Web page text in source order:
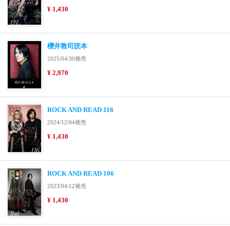
¥ 1,430
櫻井敦司読本
2025/04/30発売
¥ 2,970
ROCK AND READ 116
2024/12/04発売
¥ 1,430
ROCK AND READ 106
2023/04/12発売
¥ 1,430